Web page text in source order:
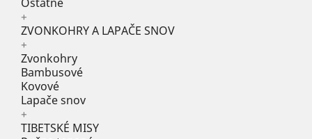
+
ZVONKOHRY A LAPAČE SNOV
+
Zvonkohry
Bambusové
Kovové
Lapače snov
+
TIBETSKÉ MISY